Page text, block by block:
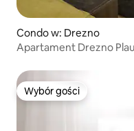
Condo w: Drezno
Apartament Drezno
Wybór gości
Wybór gości